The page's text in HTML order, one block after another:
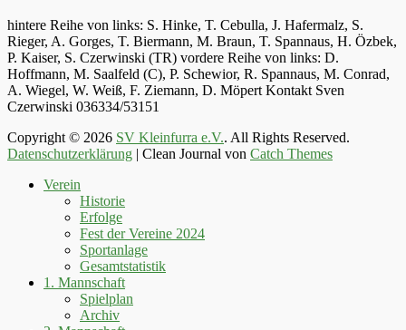
hintere Reihe von links: S. Hinke, T. Cebulla, J. Hafermalz, S.
Rieger, A. Gorges, T. Biermann, M. Braun, T. Spannaus, H. Özbek,
P. Kaiser, S. Czerwinski (TR) vordere Reihe von links: D.
Hoffmann, M. Saalfeld (C), P. Schewior, R. Spannaus, M. Conrad,
A. Wiegel, W. Weiß, F. Ziemann, D. Möpert Kontakt Sven
Czerwinski 036334/53151
Copyright © 2026 SV Kleinfurra e.V.. All Rights Reserved.
Datenschutzerklärung | Clean Journal von Catch Themes
scrollenVerein
Historie
Erfolge
Fest der Vereine 2024
Sportanlage
Gesamtstatistik
1. Mannschaft
Spielplan
Archiv